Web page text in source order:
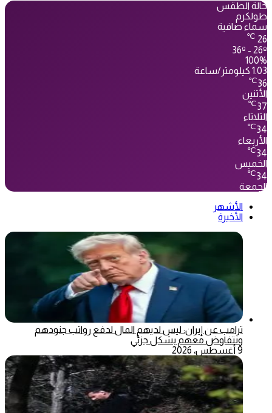
حالة الطقس
طولكرم
سماء صافية
26
℃
36º - 26º
100%
1.03 كيلومتر/ساعة
36
℃
الأثنين
37
℃
الثلاثاء
34
℃
الأربعاء
34
℃
الخميس
34
℃
الجمعة
الأشهر
الأخيرة
ترامب عن إيران: ليس لديهم المال لدفع رواتب جنودهم
ونتفاوض معهم بشكل جزئي
9 أغسطس، 2026